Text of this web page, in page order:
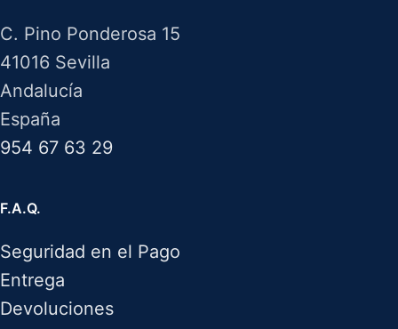
C. Pino Ponderosa 15
41016 Sevilla
Andalucía
España
954 67 63 29
F.A.Q.
Seguridad en el Pago
Entrega
Devoluciones